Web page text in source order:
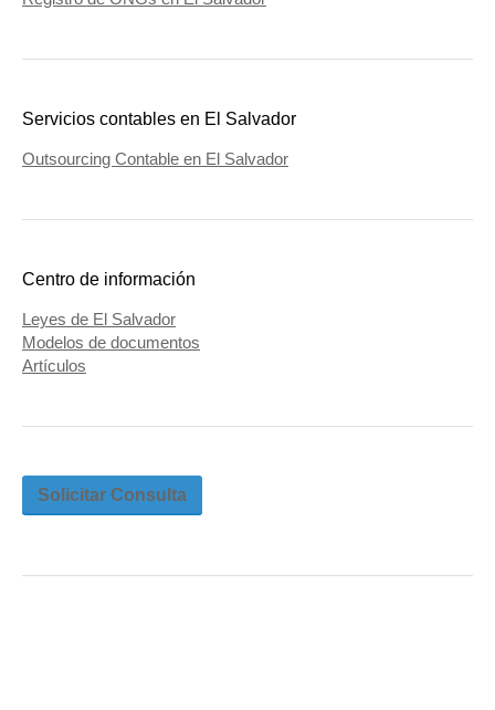
Servicios contables en El Salvador
Outsourcing Contable en El Salvador
Centro de información
Leyes de El Salvador
Modelos de documentos
Artículos
Solicitar Consulta